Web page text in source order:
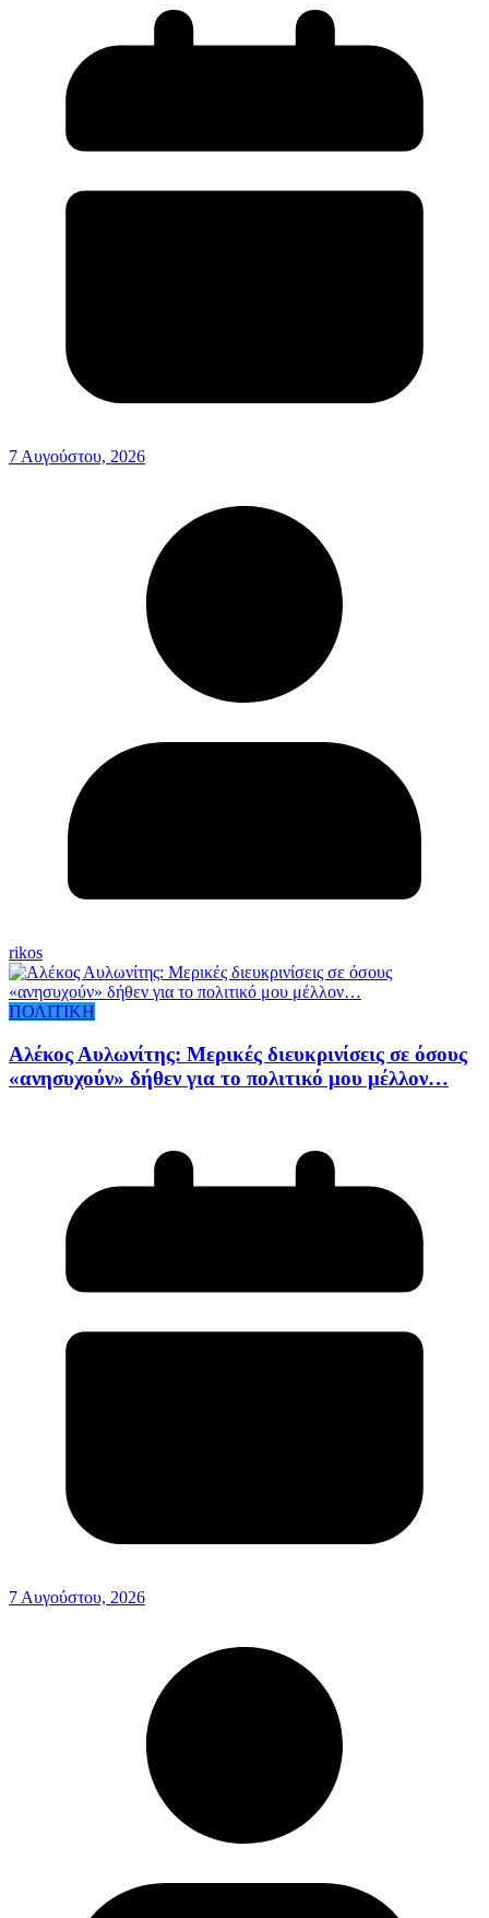
7 Αυγούστου, 2026
rikos
ΠΟΛΙΤΙΚΗ
Αλέκος Αυλωνίτης: Μερικές διευκρινίσεις σε όσους
«ανησυχούν» δήθεν για το πολιτικό μου μέλλον…
7 Αυγούστου, 2026